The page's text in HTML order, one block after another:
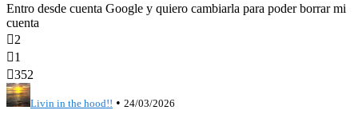
Entro desde cuenta Google y quiero cambiarla para poder borrar mi
cuenta
2
1
352
Livin in the hood!! • 24/03/2026